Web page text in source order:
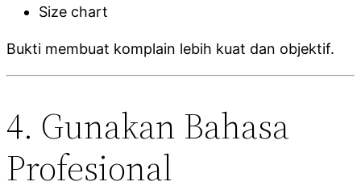
Size chart
Bukti membuat komplain lebih kuat dan objektif.
4. Gunakan Bahasa
Profesional